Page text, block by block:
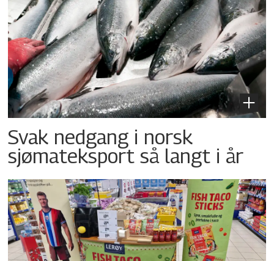
Svak nedgang i norsk
sjømateksport så langt i år